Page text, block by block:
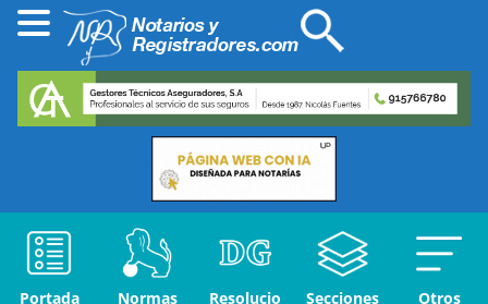
Portada Normas
Resolucio
Secciones Otros